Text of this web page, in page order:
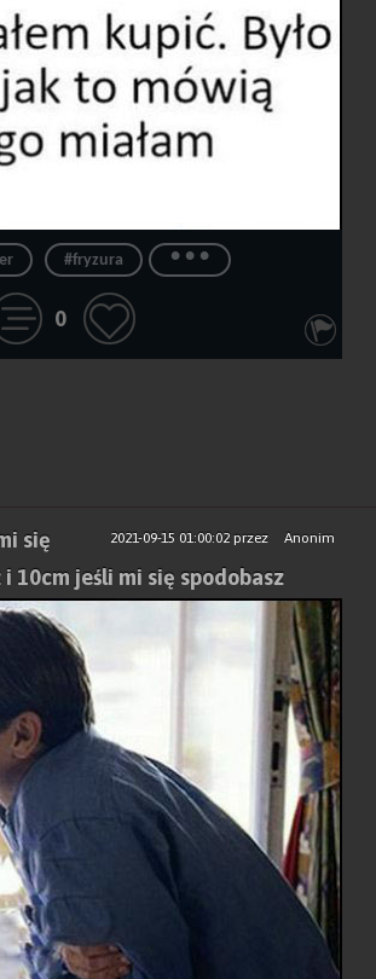
#fryzura ...
0
2021-09-15 01:00:02przez Anonim
się
10cm jeśli mi się spodobasz